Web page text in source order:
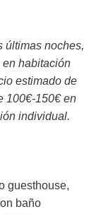
últimas noches,
habitación
estimado de
100€-150€ en
individual.
guesthouse,
baño